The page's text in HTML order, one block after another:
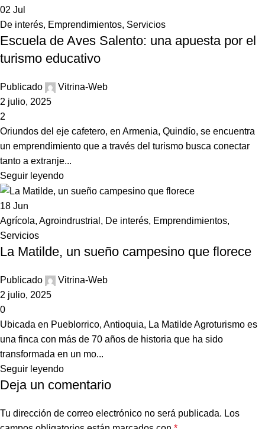
02 Jul
De interés, Emprendimientos, Servicios
Escuela de Aves Salento: una apuesta por el
turismo educativo
Publicado
Vitrina-Web
2 julio, 2025
2
Oriundos del eje cafetero, en Armenia, Quindío, se encuentra
un emprendimiento que a través del turismo busca conectar
tanto a extranje...
Seguir leyendo
18 Jun
Agrícola, Agroindrustrial , De interés, Emprendimientos,
Servicios
La Matilde, un sueño campesino que florece
Publicado
Vitrina-Web
2 julio, 2025
0
Ubicada en Pueblorrico, Antioquia, La Matilde Agroturismo es
una finca con más de 70 años de historia que ha sido
transformada en un mo...
Seguir leyendo
Deja un comentario
Tu dirección de correo electrónico no será publicada. Los